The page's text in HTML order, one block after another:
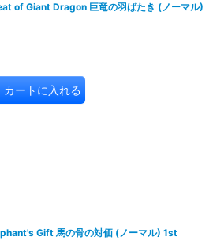
of Giant Dragon 巨竜の羽ばたき (ノーマル)
カートに入れる
Gift 馬の骨の対価 (ノーマル) 1st